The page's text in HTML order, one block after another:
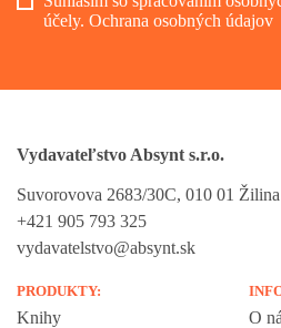
účely. Ochrana osobných údajov
Vydavateľstvo Absynt s.r.o.
Suvorovova 2683/30C, 010 01 Žilina
+421 905 793 325
vydavatelstvo@absynt.sk
PRODUKTY:
Knihy
O